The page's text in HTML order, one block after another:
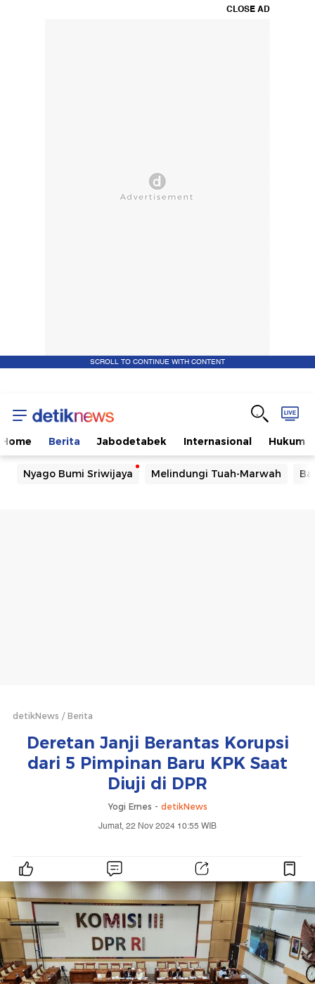
CLOSE AD
SCROLL TO CONTINUE WITH CONTENT
Home Berita Jabodetabek Internasional Hukum
Nyago Bumi Sriwijaya Melindungi Tuah-Marwah
detikNews Berita
Deretan Janji Berantas Korupsi
dari 5 Pimpinan Baru KPK Saat
Diuji di DPR
Yogi Ernes - detikNews
Jumat, 22 Nov 2024 10:55 WIB